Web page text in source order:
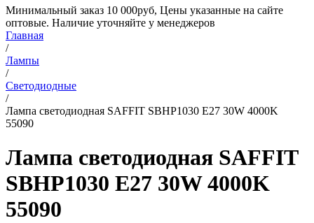
Минимальный заказ 10 000руб, Цены указанные на сайте
оптовые. Наличие уточняйте у менеджеров
Главная
/
Лампы
/
Светодиодные
/
Лампа светодиодная SAFFIT SBHP1030 E27 30W 4000K
55090
Лампа светодиодная SAFFIT
SBHP1030 E27 30W 4000K
55090